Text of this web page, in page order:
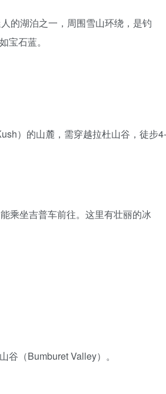
的湖泊之一，周围雪山环绕，是钓
宝石蓝。
）的山麓，需穿越拉杜山谷，徒步4-
乘坐吉普车前往。这里有壮丽的冰
（Bumburet Valley）。